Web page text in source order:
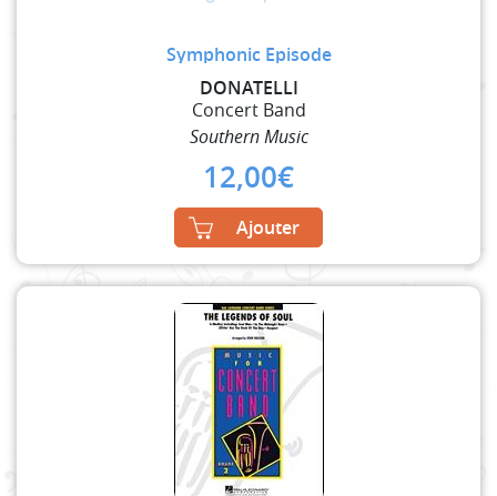
Symphonic Episode
DONATELLI
Concert Band
Southern Music
12,00€
Ajouter